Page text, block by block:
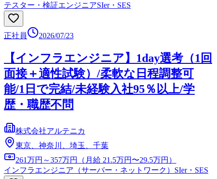
テスター・検証エンジニアSIer・SES
正社員 2026/07/23
【インフラエンジニア】1day選考（1回
面接＋適性試験）/柔軟な日程調整可
能/1日で完結/未経験入社95％以上/学
歴・職歴不問
株式会社アルテニカ
東京、神奈川、埼玉、千葉
261万円～357万円（月給 21.5万円〜29.5万円）
インフラエンジニア（サーバー・ネットワーク） SIer・SES